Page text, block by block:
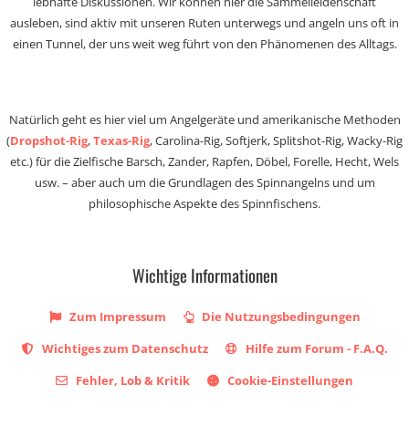
ausleben, sind aktiv mit unseren Ruten unterwegs und angeln uns oft in
einen Tunnel, der uns weit weg führt von den Phänomenen des Alltags.
Natürlich geht es hier viel um Angelgeräte und amerikanische Methoden
(Dropshot-Rig,Texas-Rig, Carolina-Rig, Softjerk, Splitshot-Rig, Wacky-Rig
etc.) für die Zielfische Barsch, Zander, Rapfen, Döbel, Forelle, Hecht, Wels
usw. – aber auch um die Grundlagen des Spinnangelns und um
philosophische Aspekte des Spinnfischens.
Wichtige Informationen
Zum Impressum
Die Nutzungsbedingungen
Wichtiges zum Datenschutz
Hilfe zum Forum - F.A.Q.
Fehler, Lob & Kritik
Cookie-Einstellungen